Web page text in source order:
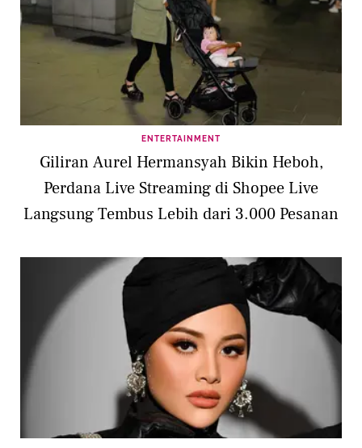
ENTERTAINMENT
Giliran Aurel Hermansyah Bikin Heboh,
Perdana Live Streaming di Shopee Live
Langsung Tembus Lebih dari 3.000 Pesanan